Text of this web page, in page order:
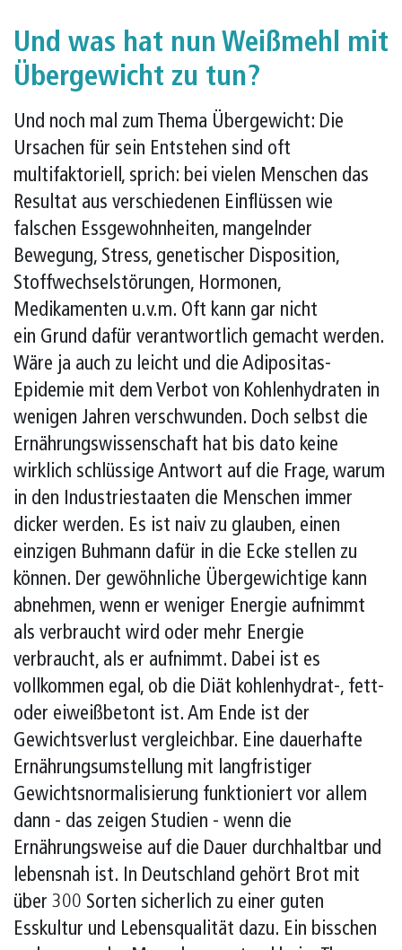
Und was hat nun Weißmehl mit
Übergewicht zu tun?
Und noch mal zum Thema Übergewicht: Die
Ursachen für sein Entstehen sind oft
multifaktoriell, sprich: bei vielen Menschen das
Resultat aus verschiedenen Einflüssen wie
falschen Essgewohnheiten, mangelnder
Bewegung, Stress, genetischer Disposition,
Stoffwechselstörungen, Hormonen,
Medikamenten u.v.m. Oft kann gar nicht
ein Grund dafür verantwortlich gemacht werden.
Wäre ja auch zu leicht und die Adipositas-
Epidemie mit dem Verbot von Kohlenhydraten in
wenigen Jahren verschwunden. Doch selbst die
Ernährungswissenschaft hat bis dato keine
wirklich schlüssige Antwort auf die Frage, warum
in den Industriestaaten die Menschen immer
dicker werden. Es ist naiv zu glauben, einen
einzigen Buhmann dafür in die Ecke stellen zu
können. Der gewöhnliche Übergewichtige kann
abnehmen, wenn er weniger Energie aufnimmt
als verbraucht wird oder mehr Energie
verbraucht, als er aufnimmt. Dabei ist es
vollkommen egal, ob die Diät kohlenhydrat-, fett-
oder eiweißbetont ist. Am Ende ist der
Gewichtsverlust vergleichbar. Eine dauerhafte
Ernährungsumstellung mit langfristiger
Gewichtsnormalisierung funktioniert vor allem
dann - das zeigen Studien - wenn die
Ernährungsweise auf die Dauer durchhaltbar und
lebensnah ist. In Deutschland gehört Brot mit
über 300 Sorten sicherlich zu einer guten
Esskultur und Lebensqualität dazu. Ein bisschen